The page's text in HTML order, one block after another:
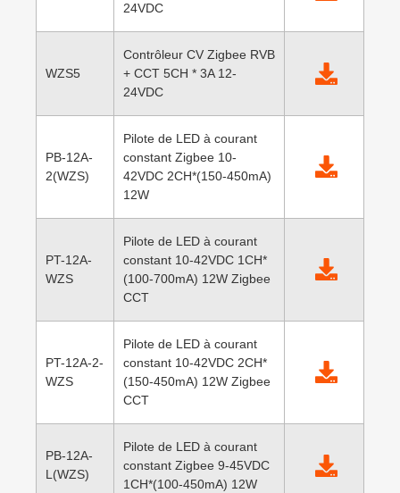
24VDC
WZS5
Contrôleur CV Zigbee RVB
+ CCT 5CH * 3A 12-
24VDC
PB-12A-
2(WZS)
Pilote de LED à courant
constant Zigbee 10-
42VDC 2CH*(150-450mA)
12W
PT-12A-
WZS
Pilote de LED à courant
constant 10-42VDC 1CH*
(100-700mA) 12W Zigbee
CCT
PT-12A-2-
WZS
Pilote de LED à courant
constant 10-42VDC 2CH*
(150-450mA) 12W Zigbee
CCT
PB-12A-
L(WZS)
Pilote de LED à courant
constant Zigbee 9-45VDC
1CH*(100-450mA) 12W